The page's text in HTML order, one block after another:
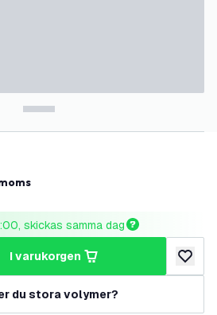
skickas samma dag
i varukorgen
lägg
du stora volymer?